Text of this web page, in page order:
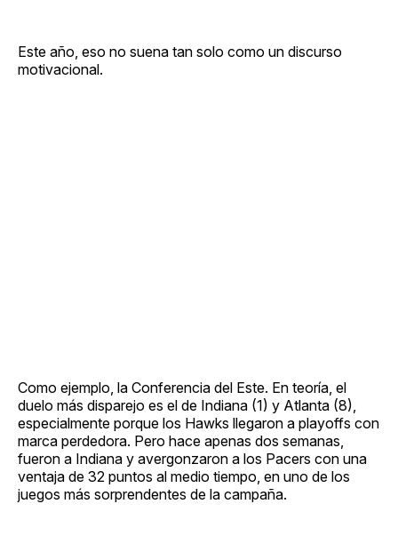
Este año, eso no suena tan solo como un discurso
motivacional.
Como ejemplo, la Conferencia del Este. En teoría, el
duelo más disparejo es el de Indiana (1) y Atlanta (8),
especialmente porque los Hawks llegaron a playoffs con
marca perdedora. Pero hace apenas dos semanas,
fueron a Indiana y avergonzaron a los Pacers con una
ventaja de 32 puntos al medio tiempo, en uno de los
juegos más sorprendentes de la campaña.